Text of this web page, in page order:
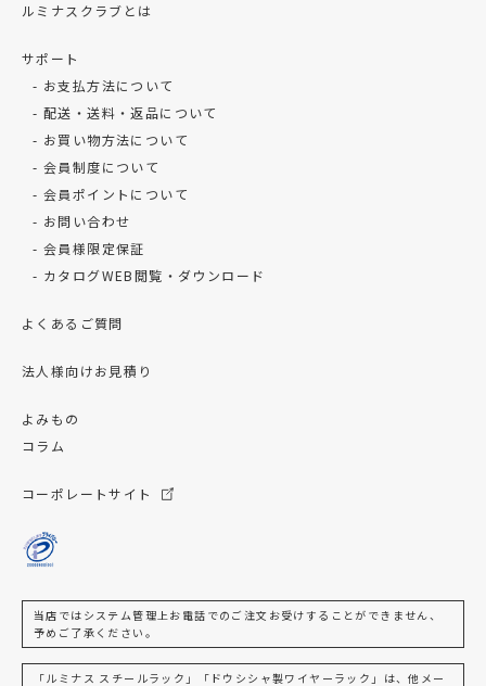
ルミナスクラブとは
サポート
お支払方法について
配送・送料・返品について
お買い物方法について
会員制度について
会員ポイントについて
お問い合わせ
会員様限定保証
カタログWEB閲覧・ダウンロード
よくあるご質問
法人様向けお見積り
よみもの
コラム
コーポレートサイト
当店ではシステム管理上お電話でのご注文お受けすることができません、
予めご了承ください。
「ルミナス スチールラック」「ドウシシャ製ワイヤーラック」は、他メー